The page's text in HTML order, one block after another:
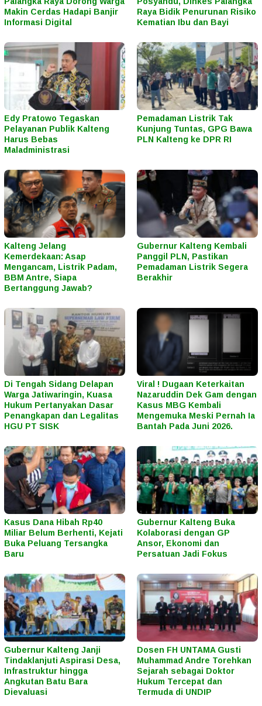
Makin Cerdas Hadapi Banjir
Informasi Digital
Raya Bidik Penurunan Risiko
Kematian Ibu dan Bayi
Edy Pratowo Tegaskan
Pelayanan Publik Kalteng
Harus Bebas
Maladministrasi
Pemadaman Listrik Tak
Kunjung Tuntas, GPG Bawa
PLN Kalteng ke DPR RI
Kalteng Jelang
Kemerdekaan: Asap
Mengancam, Listrik Padam,
BBM Antre, Siapa
Bertanggung Jawab?
Gubernur Kalteng Kembali
Panggil PLN, Pastikan
Pemadaman Listrik Segera
Berakhir
Di Tengah Sidang Delapan
Warga Jatiwaringin, Kuasa
Hukum Pertanyakan Dasar
Penangkapan dan Legalitas
HGU PT SISK
Viral ! Dugaan Keterkaitan
Nazaruddin Dek Gam dengan
Kasus MBG Kembali
Mengemuka Meski Pernah Ia
Bantah Pada Juni 2026.
Kasus Dana Hibah Rp40
Miliar Belum Berhenti, Kejati
Buka Peluang Tersangka
Baru
Gubernur Kalteng Buka
Kolaborasi dengan GP
Ansor, Ekonomi dan
Persatuan Jadi Fokus
Gubernur Kalteng Janji
Tindaklanjuti Aspirasi Desa,
Infrastruktur hingga
Angkutan Batu Bara
Dievaluasi
Dosen FH UNTAMA Gusti
Muhammad Andre Torehkan
Sejarah sebagai Doktor
Hukum Tercepat dan
Termuda di UNDIP